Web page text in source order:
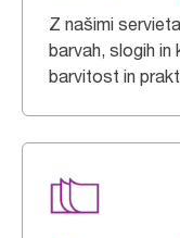
Z našimi
barvah, slogih
barvitost in